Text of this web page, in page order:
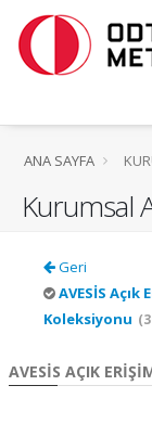
ANA SAYFA
Kurumsal
Geri
AVESİS Açık
Koleksiyonu
AVESİS AÇIK